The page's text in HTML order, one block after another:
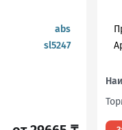
abs
sl5247